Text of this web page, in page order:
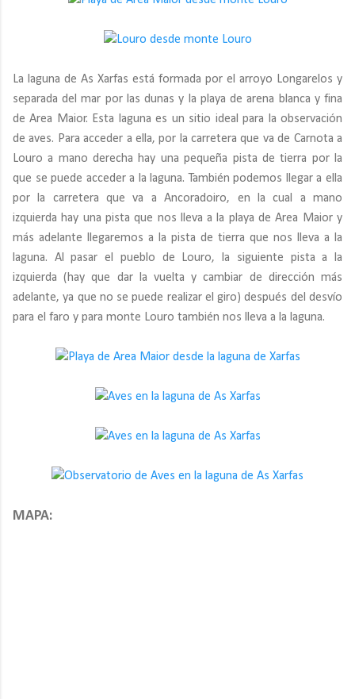
La laguna de As Xarfas está formada por el arroyo Longarelos y
separada del mar por las dunas y la playa de arena blanca y fina
de Area Maior. Esta laguna es un sitio ideal para la observación
de aves. Para acceder a ella, por la carretera que va de Carnota a
Louro a mano derecha hay una pequeña pista de tierra por la
que se puede acceder a la laguna. También podemos llegar a ella
por la carretera que va a Ancoradoiro, en la cual a mano
izquierda hay una pista que nos lleva a la playa de Area Maior y
más adelante llegaremos a la pista de tierra que nos lleva a la
laguna. Al pasar el pueblo de Louro, la siguiente pista a la
izquierda (hay que dar la vuelta y cambiar de dirección más
adelante, ya que no se puede realizar el giro) después del desvío
para el faro y para monte Louro también nos lleva a la laguna.
MAPA: